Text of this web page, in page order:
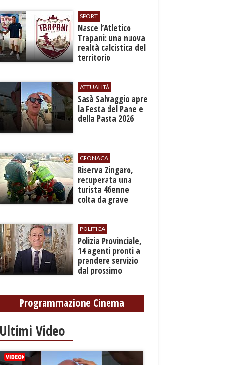
SPORT
Nasce l’Atletico
Trapani: una nuova
realtà calcistica del
territorio
ATTUALITÀ
Sasà Salvaggio apre
la Festa del Pane e
della Pasta 2026
CRONACA
​Riserva Zingaro,
recuperata una
turista 46enne
colta da grave
POLITICA
​Polizia Provinciale,
14 agenti pronti a
prendere servizio
dal prossimo
Programmazione Cinema
Ultimi Video